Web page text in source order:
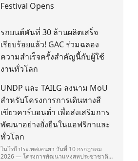
Festival Opens
รถยนต์คันที่ 30 ล้านผลิตเสร็จ
เรียบร้อยแล้ว! GAC ร่วมฉลอง
ความสำเร็จครั้งสำคัญนี้กับผู้ใช้
งานทั่วโลก
UNDP และ TAILG ลงนาม MoU
สำหรับโครงการการเดินทางสี
เขียวคาร์บอนต่ำ เพื่อส่งเสริมการ
พัฒนาอย่างยั่งยืนในแอฟริกาและ
ทั่วโลก
ไนโรบี ประเทศเคนยา วันที่ 10 กรกฎาคม
2026 — โครงการพัฒนาแห่งสหประชาชาติ